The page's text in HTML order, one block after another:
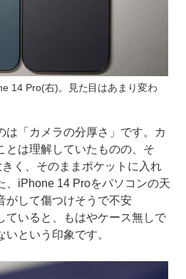
14 Pro(右)。見た目はあまり変わ
は「カメラの分厚さ」です。カ
とは理解していたものの、そ
きく、そのままポケットに入れ
、iPhone 14 Proをパソコンの天
がして傷つけそうで不安
いると、もはやケース無しで
という印象です。